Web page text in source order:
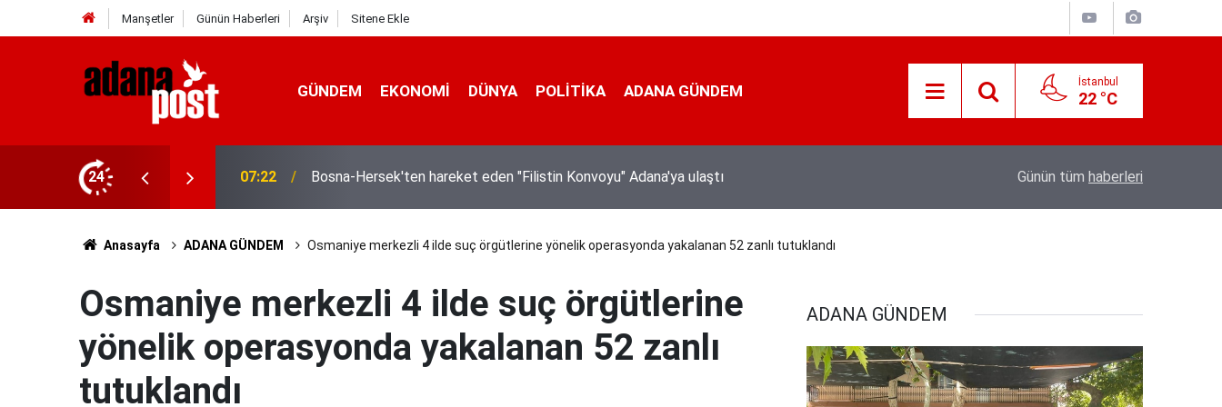
Manşetler Günün Haberleri Arşiv Sitene Ekle
GÜNDEM EKONOMI DÜNYA POLİTİKA ADANA GÜNDEM İstanbul
22 °C
24
ulaştı 01:15
Gerçekleştirildi
soruları yanıtladı
Günün tüm haberleri
Anasayfa ADANA GÜNDEM Osmaniye merkezli 4 ilde suç örgütlerine yönelik operasyonda yakalanan 52 zanlı tutuklandı
Osmaniye merkezli 4 ilde suç örgütlerine
yönelik operasyonda yakalanan 52 zanlı
tutuklandı
ADANA GÜNDEM